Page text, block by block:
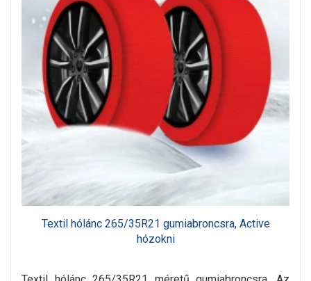
Textil hólánc 265/35R21 gumiabroncsra, Active
hózokni